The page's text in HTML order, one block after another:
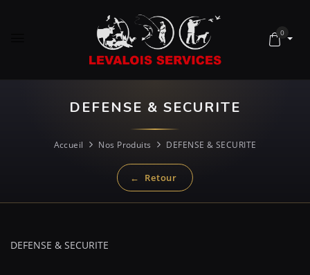
0
DEFENSE & SECURITE
Accueil Nos Produits DEFENSE & SECURITE
DEFENSE & SECURITE